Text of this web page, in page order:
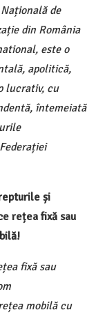
de
din România
este o
apolitică,
lucrativ, cu
întemeiată
și
rețea fixă sau
fixă sau
mobilă cu